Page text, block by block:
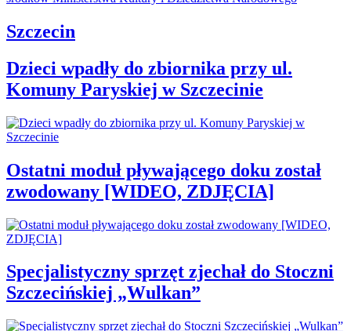
Szczecin
Dzieci wpadły do zbiornika przy ul.
Komuny Paryskiej w Szczecinie
Ostatni moduł pływającego doku został
zwodowany [WIDEO, ZDJĘCIA]
Specjalistyczny sprzęt zjechał do Stoczni
Szczecińskiej „Wulkan”